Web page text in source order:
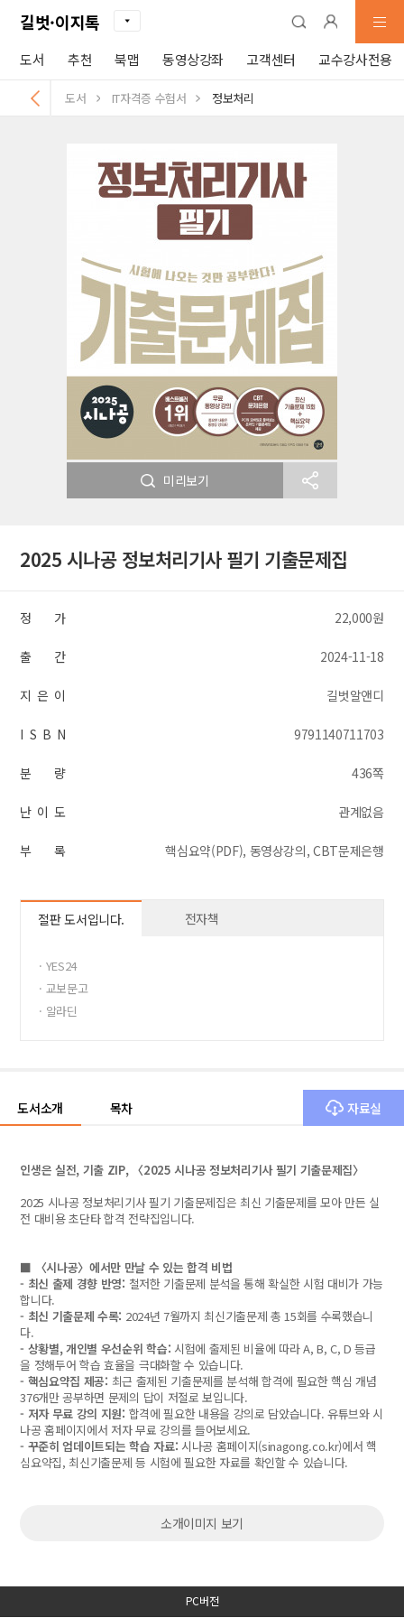
길벗·이지톡
도서 추천 북맵 동영상강좌 고객센터 교수강사전용
도서 IT자격증 수험서 정보처리
미리보기
2025 시나공 정보처리기사 필기 기출문제집
정 가 22,000원
출 간 2024-11-18
지 은 이 길벗알앤디
I S B N 9791140711703
분 량 436쪽
난 이 도 관계없음
부 록 핵심요약(PDF), 동영상강의, CBT문제은행
절판 도서입니다. 전자책
· YES24
· 교보문고
· 알라딘
도서소개 목차 자료실
인생은 실전, 기출 ZIP, 〈2025 시나공 정보처리기사 필기 기출문제집〉
2025 시나공 정보처리기사 필기 기출문제집은 최신 기출문제를 모아 만든 실
전 대비용 초단타 합격 전략집입니다.
■ 〈시나공〉에서만 만날 수 있는 합격 비법
- 최신 출제 경향 반영: 철저한 기출문제 분석을 통해 확실한 시험 대비가 가능
합니다.
- 최신 기출문제 수록: 2024년 7월까지 최신기출문제 총 15회를 수록했습니
다.
- 상황별, 개인별 우선순위 학습: 시험에 출제된 비율에 따라 A, B, C, D 등급
을 정해두어 학습 효율을 극대화할 수 있습니다.
- 핵심요약집 제공: 최근 출제된 기출문제를 분석해 합격에 필요한 핵심 개념
376개만 공부하면 문제의 답이 저절로 보입니다.
- 저자 무료 강의 지원: 합격에 필요한 내용을 강의로 담았습니다. 유튜브와 시
나공 홈페이지에서 저자 무료 강의를 들어보세요.
- 꾸준히 업데이트되는 학습 자료: 시나공 홈페이지(sinagong.co.kr)에서 핵
심요약집, 최신기출문제 등 시험에 필요한 자료를 확인할 수 있습니다.
소개이미지 보기
PC버전